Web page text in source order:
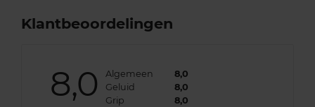
Klantbeoordelingen
8,0 Algemeen
8,0
Geluid
8,0
Grip
8,0